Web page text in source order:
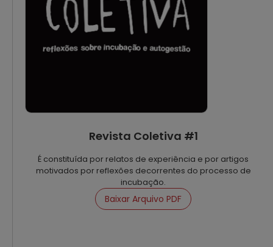
Revista Coletiva #1
É constituída por relatos de experiência e por artigos
motivados por reflexões decorrentes do processo de
incubação.
Baixar Arquivo PDF